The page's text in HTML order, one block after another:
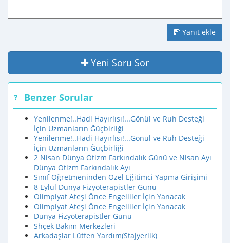
Yanıt ekle
Yeni Soru Sor
Benzer Sorular
Yenilenme!..Hadi Hayırlısı!...Gönül ve Ruh Desteği
İçin Uzmanların Ğüçbirliği
Yenilenme!..Hadi Hayırlısı!...Gönül ve Ruh Desteği
İçin Uzmanların Ğüçbirliği
2 Nisan Dünya Otizm Farkındalık Günü ve Nisan Ayı
Dünya Otizm Farkındalık Ayı
Sınıf Öğretmeninden Özel Eğitimci Yapma Girişimi
8 Eylül Dünya Fizyoterapistler Günü
Olimpiyat Ateşi Önce Engelliler İçin Yanacak
Olimpiyat Ateşi Önce Engelliler İçin Yanacak
Dünya Fizyoterapistler Günü
Shçek Bakım Merkezleri
Arkadaşlar Lütfen Yardım(Stajyerlik)